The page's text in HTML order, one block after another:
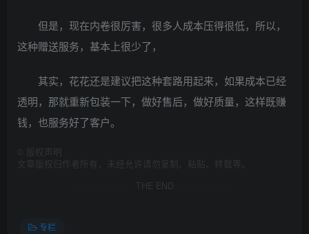
但是，现在内卷很厉害，很多人成本压得很低，所以，
这种赠送服务，基本上很少了，
其实，花花还是建议把这种套路用起来，如果成本已经
透明，那就重新包装一下，做好售后，做好质量，这样既赚
钱，也服务好了客户。
版权声明
文章版权归作者所有，未经允许请勿复制、粘贴、转载等。
THE END
专栏